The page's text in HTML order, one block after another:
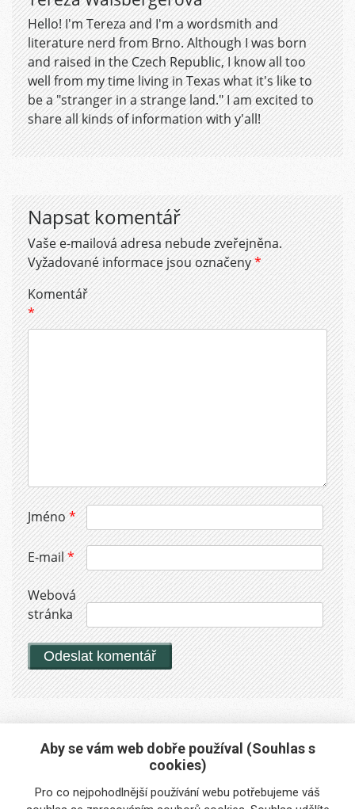
Hello! I'm Tereza and I'm a wordsmith and
literature nerd from Brno. Although I was born
and raised in the Czech Republic, I know all too
well from my time living in Texas what it's like to
be a "stranger in a strange land." I am excited to
share all kinds of information with y'all!
Napsat komentář
Vaše e-mailová adresa nebude zveřejněna.
Vyžadované informace jsou označeny*
Komentář
*
Jméno*
E-mail*
Webová
stránka
Máte zájem o naše služby?
Potřebujete poradit?
Aby se vám web dobře používal (Souhlas s
cookies)
Pro co nejpohodlnější používání webu potřebujeme váš